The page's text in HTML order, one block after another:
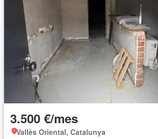
3.500 €/mes
Vallès Oriental, Catalunya